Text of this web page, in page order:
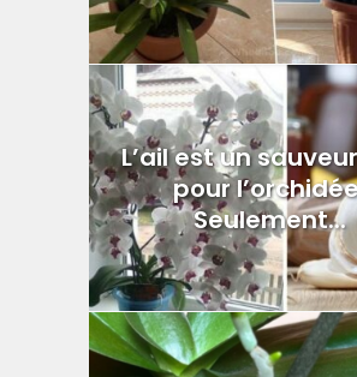
L’ail est un
pour
Seulement...